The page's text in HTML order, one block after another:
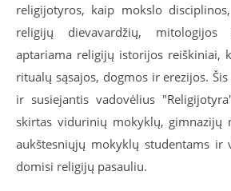
religijotyros, kaip mokslo
religijų dievavardžių, mitologijos
aptariama religijų istorijos
ritualų sąsajos, dogmos ir erezijos.
ir susiejantis vadovėlius
skirtas vidurinių mokyklų, gimnazijų
aukštesniųjų mokyklų studentams ir
domisi religijų pasauliu.